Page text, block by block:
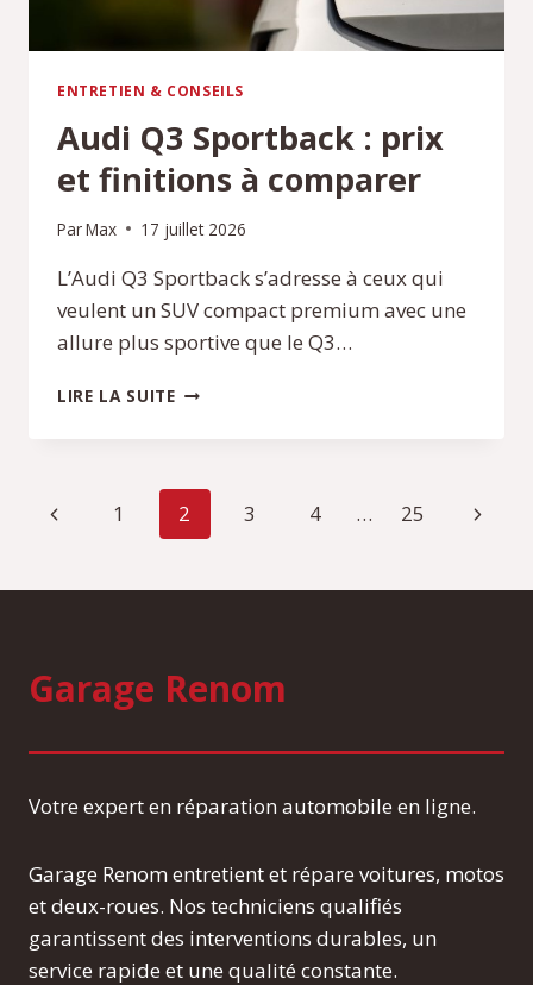
ENTRETIEN & CONSEILS
Audi Q3 Sportback : prix
et finitions à comparer
ParMax 17 juillet 2026
L’Audi Q3 Sportback s’adresse à ceux qui
veulent un SUV compact premium avec une
allure plus sportive que le Q3…
LIRE LA SUITEAUDI
PRIX
ET
FINITIONS
COMPARER
Navigation
Page
1 2 3 4 … 25
Page
Garage Renom
Votre expert en réparation automobile en ligne.
Garage Renom entretient et répare voitures, motos
et deux-roues. Nos techniciens qualifiés
garantissent des interventions durables, un
service rapide et une qualité constante.